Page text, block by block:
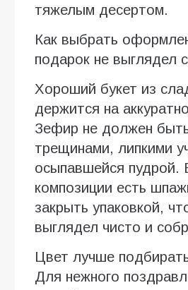
тяжелым десертом.
Как выбрать
подарок не выглядел
Хороший букет из
держится на
Зефир не должен
трещинами, липкими
осыпавшейся пудрой.
композиции есть
закрыть упаковкой,
выглядел чисто и
Цвет лучше
Для нежного